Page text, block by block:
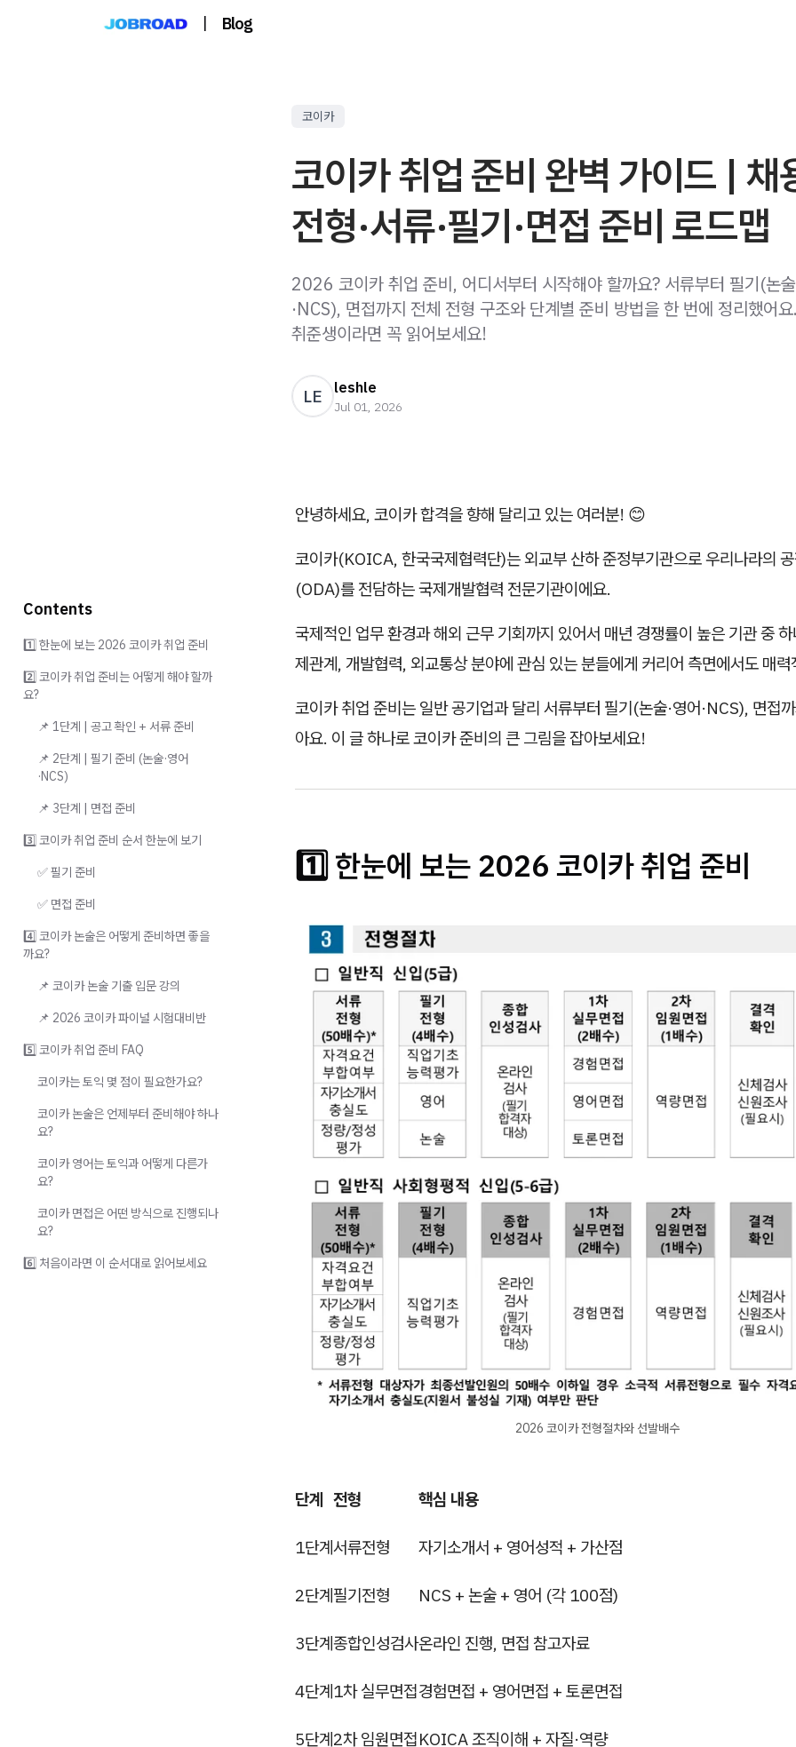
| Blog
코이카
코이카 취업 준비 완벽 가이드 | 채
전형·서류·필기·면접 준비 로드맵
2026 코이카 취업 준비, 어디서부터 시작해야 할까요? 서류부터 필기(논술
·NCS), 면접까지 전체 전형 구조와 단계별 준비 방법을 한 번에 정리했어
취준생이라면 꼭 읽어보세요!
LE leshle
Jul 01, 2026
안녕하세요, 코이카 합격을 향해 달리고 있는 여러분! 😊
코이카(KOICA, 한국국제협력단)는 외교부 산하 준정부기관으로 우리나라의
(ODA)를 전담하는 국제개발협력 전문기관이에요.
국제적인 업무 환경과 해외 근무 기회까지 있어서 매년 경쟁률이 높은 기관 중
제관계, 개발협력, 외교통상 분야에 관심 있는 분들에게 커리어 측면에서도 매력
코이카 취업 준비는 일반 공기업과 달리 서류부터 필기(논술·영어·NCS), 면접
아요. 이 글 하나로 코이카 준비의 큰 그림을 잡아보세요!
1️⃣ 한눈에 보는 2026 코이카 취업 준비
2026 코이카 전형절차와 선발배수
단계 전형 핵심 내용
1단계서류전형 자기소개서 + 영어성적 + 가산점
2단계필기전형 NCS + 논술 + 영어 (각 100점)
3단계종합인성검사온라인 진행, 면접 참고자료
4단계1차 실무면접경험면접 + 영어면접 + 토론면접
5단계2차 임원면접KOICA 조직이해 + 자질·역량
Contents
1️⃣ 한눈에 보는 2026 코이카 취업 준비
2️⃣ 코이카 취업 준비는 어떻게 해야 할까
요?
📌 1단계 | 공고 확인 + 서류 준비
📌 2단계 | 필기 준비 (논술·영어
·NCS)
📌 3단계 | 면접 준비
3️⃣ 코이카 취업 준비 순서 한눈에 보기
✅ 필기 준비
✅ 면접 준비
4️⃣ 코이카 논술은 어떻게 준비하면 좋을
까요?
📌 코이카 논술 기출 입문 강의
📌 2026 코이카 파이널 시험대비반
5️⃣ 코이카 취업 준비 FAQ
코이카는 토익 몇 점이 필요한가요?
코이카 논술은 언제부터 준비해야 하나
요?
코이카 영어는 토익과 어떻게 다른가
요?
코이카 면접은 어떤 방식으로 진행되나
요?
6️⃣ 처음이라면 이 순서대로 읽어보세요